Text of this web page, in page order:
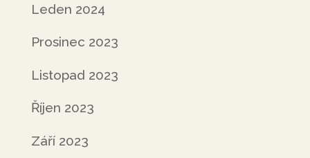
Leden 2024
Prosinec 2023
Listopad 2023
Říjen 2023
Září 2023